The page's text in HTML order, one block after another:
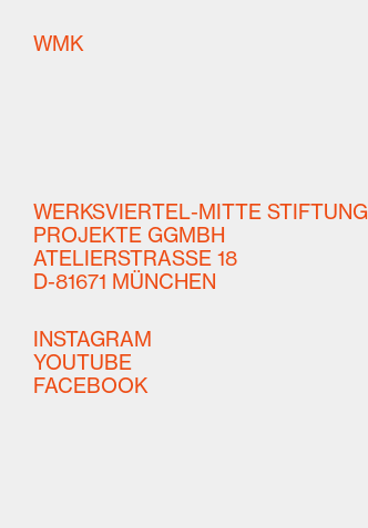
WERKSVIERTEL–
MITTE
K
WERKSVIERTEL-MITTE STIFTUNG
PROJEKTE GGMBH
ATELIERSTRASSE 18
D-81671 MÜNCHEN
INSTAGRAM
YOUTUBE
FACEBOOK